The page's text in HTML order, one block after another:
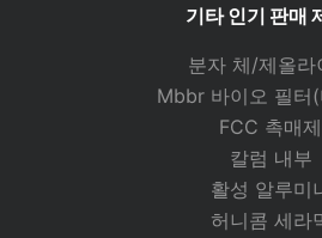
기타 인기 판매
분자 체/제올라
Mbbr 바이오 필터
FCC 촉매제
칼럼 내부
활성 알루미
허니콤 세라